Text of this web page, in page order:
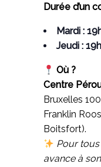
Durée d’un
Mardi :
Jeudi :
Où ?
Centre
Bruxelles
Franklin
Boitsfort).
Pour
avance à